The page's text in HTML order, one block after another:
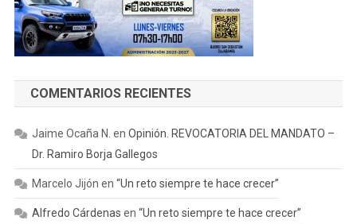
COMENTARIOS RECIENTES
Jaime Ocaña N. en Opinión. REVOCATORIA DEL MANDATO –
Dr. Ramiro Borja Gallegos
Marcelo Jijón en “Un reto siempre te hace crecer”
Alfredo Cárdenas en “Un reto siempre te hace crecer”